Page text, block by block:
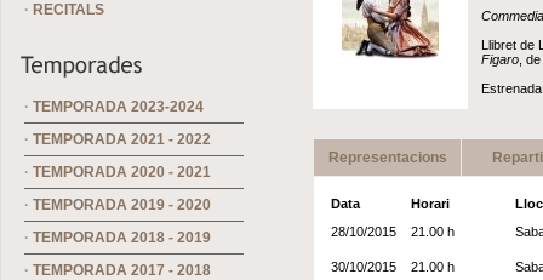
· RECITALS
· TEMPORADA 2023-2024
· TEMPORADA 2021 - 2022
· TEMPORADA 2020 - 2021
· TEMPORADA 2019 - 2020
· TEMPORADA 2018 - 2019
· TEMPORADA 2017 - 2018
Llibret de
Figaro ,
Representacions
Data Horari
Lloc
28/10/2015
21.00 h
30/10/2015 21.00 h